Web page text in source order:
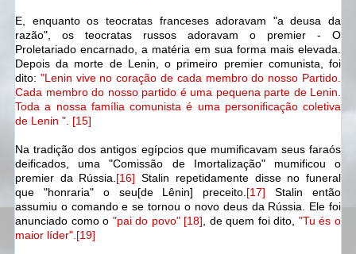
E, enquanto os teocratas franceses adoravam "a deusa da
razão", os teocratas russos adoravam o premier - O
Proletariado encarnado, a matéria em sua forma mais elevada.
Depois da morte de Lenin, o primeiro premier comunista, foi
dito: "Lenin vive no coração de cada membro do nosso Partido.
Cada membro do nosso partido é uma pequena parte de Lenin.
Toda a nossa família comunista é uma personificação coletiva
de Lenin ". [15]
Na tradição dos antigos egípcios que mumificavam seus faraós
deificados, uma "Comissão de Imortalização" mumificou o
premier da Rússia. [16] Stalin repetidamente disse no funeral
que "honraria" o seu[de Lênin] preceito. [17]Stalin então
assumiu o comando e se tornou o novo deus da Rússia. Ele foi
anunciado como o "pai do povo" [18] , de quem foi dito, "Tu és o
maior líder".[19]